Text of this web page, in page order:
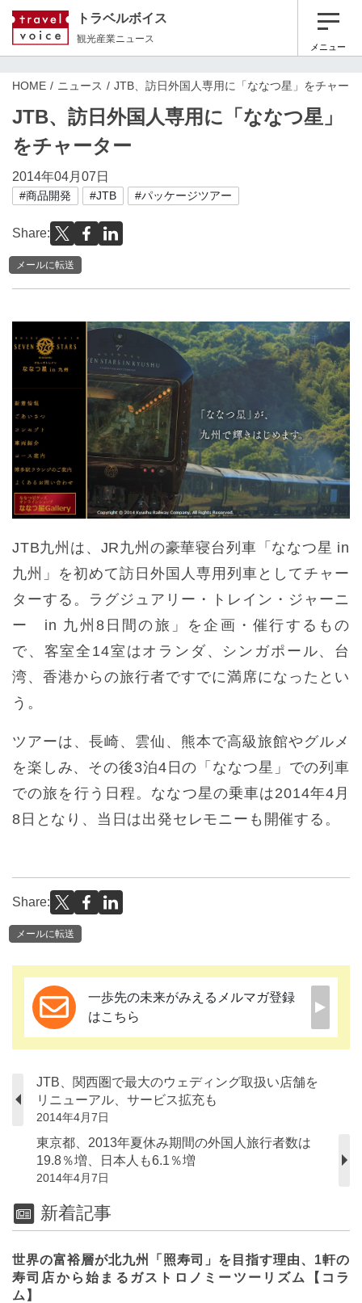
トラベルボイス
観光産業ニュース
メニュー
HOME ニュース JTB、訪日外国人専用に「ななつ星」をチャー
JTB、訪日外国人専用に「ななつ星」
をチャーター
2014年04月07日
#商品開発 #JTB #パッケージツアー
Share:
メールに転送
JTB九州は、JR九州の豪華寝台列車「ななつ星 in
九州」を初めて訪日外国人専用列車としてチャー
ターする。ラグジュアリー・トレイン・ジャーニ
ー in 九州8日間の旅」を企画・催行するもの
で、客室全14室はオランダ、シンガポール、台
湾、香港からの旅行者ですでに満席になったとい
う。
ツアーは、長崎、雲仙、熊本で高級旅館やグルメ
を楽しみ、その後3泊4日の「ななつ星」での列車
での旅を行う日程。ななつ星の乗車は2014年4月
8日となり、当日は出発セレモニーも開催する。
Share:
メールに転送
一歩先の未来がみえるメルマガ登録
はこちら
JTB、関西圏で最大のウェディング取扱い店舗を
リニューアル、サービス拡充も
2014年4月7日
東京都、2013年夏休み期間の外国人旅行者数は
19.8％増、日本人も6.1％増
2014年4月7日
新着記事
世界の富裕層が北九州「照寿司」を目指す理由、1軒の
寿司店から始まるガストロノミーツーリズム【コラ
ム】